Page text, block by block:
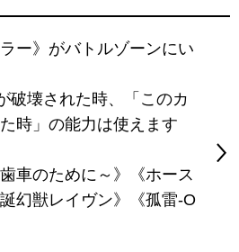
ー》がバトルゾーンにい
破壊された時、「このカ
時」の能力は使えます
車のために～》《ホース
幻獣レイヴン》《孤雷-O